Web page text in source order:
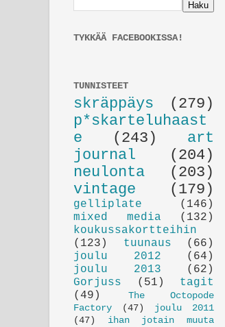
TYKKÄÄ FACEBOOKISSA!
TUNNISTEET
skräppäys
(279)
p*skarteluhaast
e
(243)
art
journal
(204)
neulonta
(203)
vintage
(179)
gelliplate
(146)
mixed media
(132)
koukussakortteihin
(123)
tuunaus
(66)
joulu 2012
(64)
joulu 2013
(62)
Gorjuss
(51)
tagit
(49)
The Octopode
Factory
(47)
joulu 2011
(47)
ihan jotain muuta